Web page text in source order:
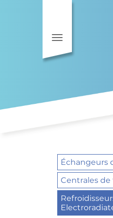
Toggle
Échangeurs
Centrales